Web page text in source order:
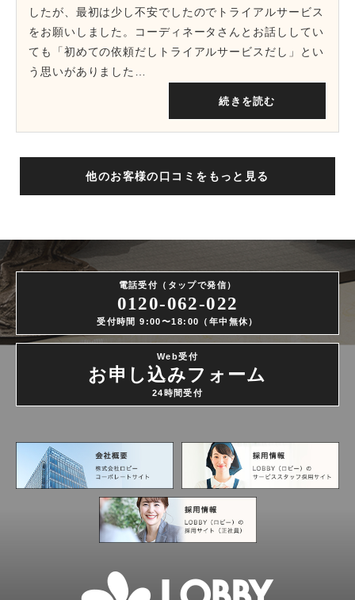
したが、最初は少し不安でしたのでトライアルサービス
をお願いしました。コーディネータさんとお話ししてい
ても「初めての依頼だしトライアルサービスだし」とい
う思いがありました…
続きを読む
他のお客様の口コミをもっと見る
電話受付（タップで発信）
0120-062-022
受付時間 9:00〜18:00（年中無休）
Web受付
お申し込みフォーム
24時間受付